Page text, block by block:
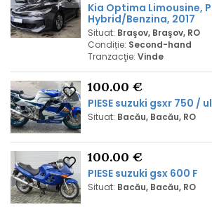
Kia Optima Limousine,
Hybrid/Benzina, 2017
Situat: Braşov, Braşov, RO
Condiție: Second-hand
Tranzacţie: Vinde
100.00 €
PIESE suzuki gsxr 750 /
Situat: Bacău, Bacău, RO
100.00 €
PIESE suzuki gsx 600 F
Situat: Bacău, Bacău, RO